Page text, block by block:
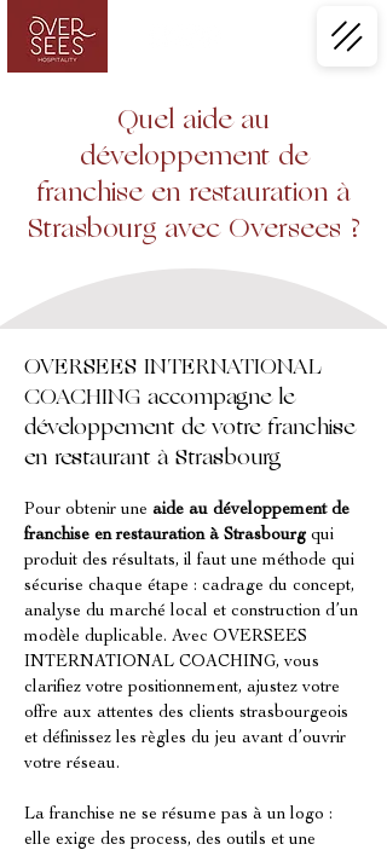
Quel aide au
développement de
franchise en restauration à
Strasbourg avec Oversees ?
OVERSEES INTERNATIONAL
COACHING accompagne le
développement de votre franchise
en restaurant à Strasbourg
Pour obtenir une aide au développement de
franchise en restauration à Strasbourg qui
produit des résultats, il faut une méthode qui
sécurise chaque étape : cadrage du concept,
analyse du marché local et construction d’un
modèle duplicable. Avec OVERSEES
INTERNATIONAL COACHING, vous
clarifiez votre positionnement, ajustez votre
offre aux attentes des clients strasbourgeois
et définissez les règles du jeu avant d’ouvrir
votre réseau.
La franchise ne se résume pas à un logo :
elle exige des process, des outils et une